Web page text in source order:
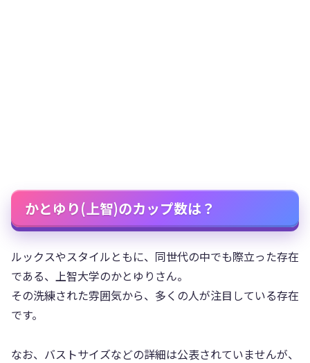
かとゆり(上智)のカップ数は？
ルックスやスタイルともに、同世代の中でも際立った存在
である、上智大学のかとゆりさん。
その洗練された雰囲気から、多くの人が注目している存在
です。
なお、バストサイズなどの詳細は公表されていませんが、